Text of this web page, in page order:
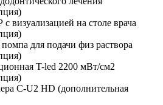
на столе врача
для подачи физ раствора
T-led 2200 мВт/см2
C-U2 HD (дополнительная